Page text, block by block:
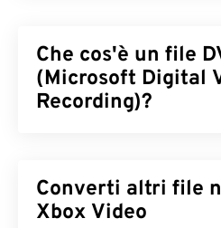
Che cos'è un file
(Microsoft Digital
Recording)?
dalla registrazione di
tramite unmotore Stream
Converti altri file
Xbox Video